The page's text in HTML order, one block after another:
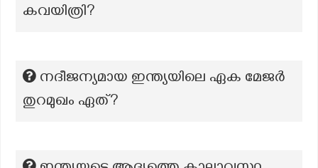
കവയിത്രി?
നദീജന്യമായ ഇന്ത്യയിലെ ഏക മേജർ
തുറമുഖം ഏത്?